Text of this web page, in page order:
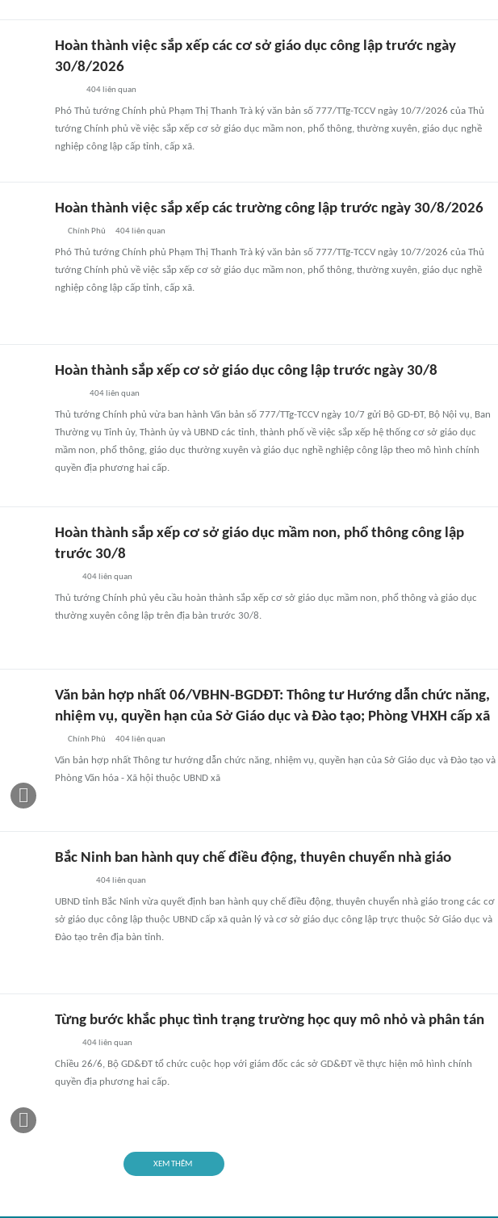
Hoàn thành việc sắp xếp các cơ sở giáo dục công lập trước ngày
30/8/2026
404 liên quan
Phó Thủ tướng Chính phủ Phạm Thị Thanh Trà ký văn bản số 777/TTg-TCCV ngày 10/7/2026 của Thủ
tướng Chính phủ về việc sắp xếp cơ sở giáo dục mầm non, phổ thông, thường xuyên, giáo dục nghề
nghiệp công lập cấp tỉnh, cấp xã.
Hoàn thành việc sắp xếp các trường công lập trước ngày 30/8/2026
Chính Phủ 404 liên quan
Phó Thủ tướng Chính phủ Phạm Thị Thanh Trà ký văn bản số 777/TTg-TCCV ngày 10/7/2026 của Thủ
tướng Chính phủ về việc sắp xếp cơ sở giáo dục mầm non, phổ thông, thường xuyên, giáo dục nghề
nghiệp công lập cấp tỉnh, cấp xã.
Hoàn thành sắp xếp cơ sở giáo dục công lập trước ngày 30/8
404liên quan
Thủ tướng Chính phủ vừa ban hành Văn bản số 777/TTg-TCCV ngày 10/7 gửi Bộ GD-ĐT, Bộ Nội vụ, Ban
Thường vụ Tỉnh ủy, Thành ủy và UBND các tỉnh, thành phố về việc sắp xếp hệ thống cơ sở giáo dục
mầm non, phổ thông, giáo dục thường xuyên và giáo dục nghề nghiệp công lập theo mô hình chính
quyền địa phương hai cấp.
Hoàn thành sắp xếp cơ sở giáo dục mầm non, phổ thông công lập
trước 30/8
404liên quan
Thủ tướng Chính phủ yêu cầu hoàn thành sắp xếp cơ sở giáo dục mầm non, phổ thông và giáo dục
thường xuyên công lập trên địa bàn trước 30/8.
Văn bản hợp nhất 06/VBHN-BGDĐT: Thông tư Hướng dẫn chức năng,
nhiệm vụ, quyền hạn của Sở Giáo dục và Đào tạo; Phòng VHXH cấp xã
Chính Phủ 404 liên quan
Văn bản hợp nhất Thông tư hướng dẫn chức năng, nhiệm vụ, quyền hạn của Sở Giáo dục và Đào tạo và
Phòng Văn hóa - Xã hội thuộc UBND xã
Bắc Ninh ban hành quy chế điều động, thuyên chuyển nhà giáo
404 liên quan
UBND tỉnh Bắc Ninh vừa quyết định ban hành quy chế điều động, thuyên chuyển nhà giáo trong các cơ
sở giáo dục công lập thuộc UBND cấp xã quản lý và cơ sở giáo dục công lập trực thuộc Sở Giáo dục và
Đào tạo trên địa bàn tỉnh.
Từng bước khắc phục tình trạng trường học quy mô nhỏ và phân tán
404liên quan
Chiều 26/6, Bộ GD&ĐT tổ chức cuộc họp với giám đốc các sở GD&ĐT về thực hiện mô hình chính
quyền địa phương hai cấp.
XEM THÊM